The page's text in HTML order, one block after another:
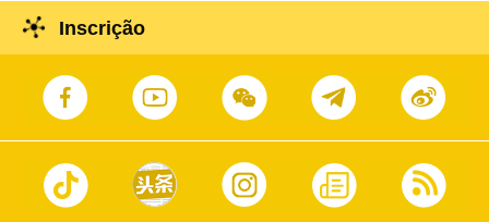
Inscrição